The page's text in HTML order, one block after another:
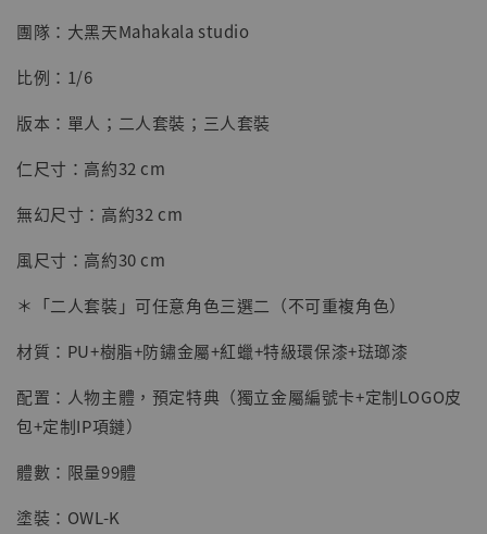
【店內現貨】七龍珠 系列蒐藏雕像 悟空 鳥山
明紀念款 [奇蹟工作室]
NT$ 5,580
加購優惠【海賊王 布魯克達摩 [7STARS Studio]】
團隊：大黑天Mahakala studio
比例：1/6
版本：單人；二人套裝；三人套裝
仁尺寸：高約32 cm
無幻尺寸：高約32 cm
風尺寸：高約30 cm
＊「二人套裝」可任意角色三選二（不可重複角色）
材質：PU+樹脂+防鏽金屬+紅蠟+特級環保漆+琺瑯漆
配置：人物主體，預定特典（獨立金屬編號卡+定制LOGO皮
包+定制IP項鏈）
體數：限量99體
塗裝：OWL-K